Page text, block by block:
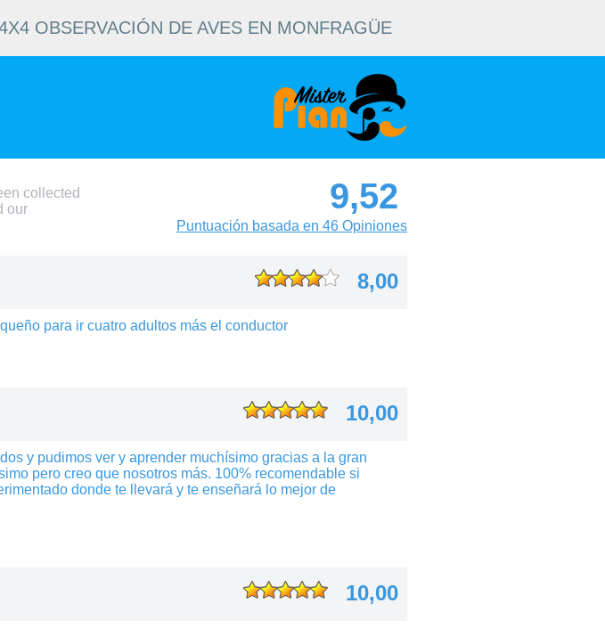
OBSERVACIÓN DE AVES EN MONFRAGÜE
collected
our
9,52
Puntuación basada en 46 Opiniones
8,00
para ir cuatro adultos más el conductor
10,00
y pudimos ver y aprender muchísimo gracias a la gran
pero creo que nosotros más. 100% recomendable si
donde te llevará y te enseñará lo mejor de
10,00